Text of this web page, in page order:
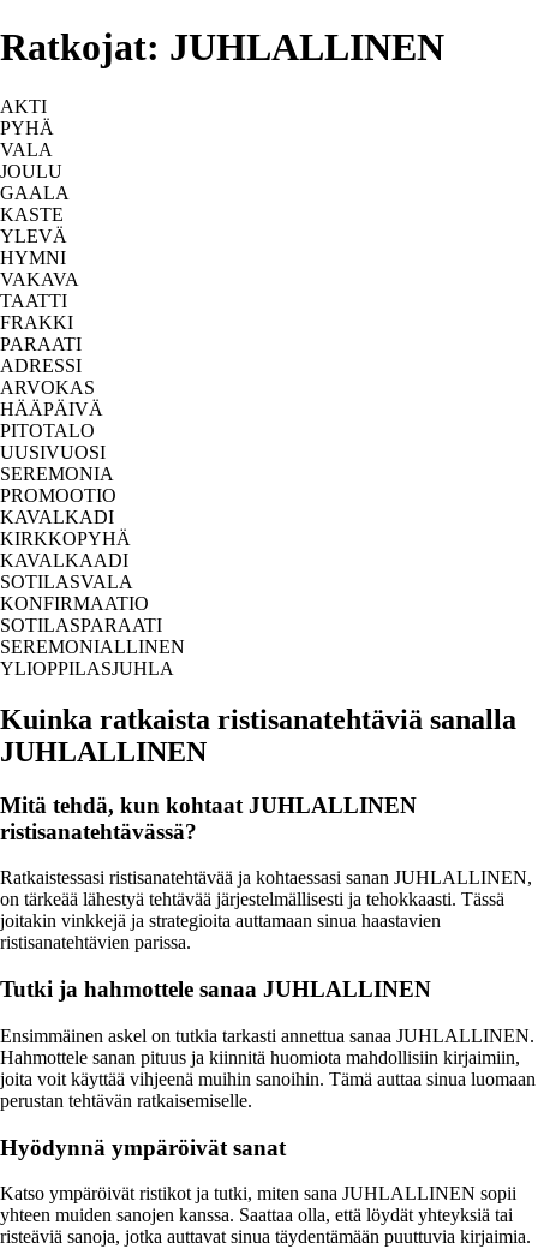
Ratkojat: JUHLALLINEN
AKTI
PYHÄ
VALA
JOULU
GAALA
KASTE
YLEVÄ
HYMNI
VAKAVA
TAATTI
FRAKKI
PARAATI
ADRESSI
ARVOKAS
HÄÄPÄIVÄ
PITOTALO
UUSIVUOSI
SEREMONIA
PROMOOTIO
KAVALKADI
KIRKKOPYHÄ
KAVALKAADI
SOTILASVALA
KONFIRMAATIO
SOTILASPARAATI
SEREMONIALLINEN
YLIOPPILASJUHLA
Kuinka ratkaista ristisanatehtäviä sanalla
JUHLALLINEN
Mitä tehdä, kun kohtaat JUHLALLINEN
ristisanatehtävässä?
Ratkaistessasi ristisanatehtävää ja kohtaessasi sanan JUHLALLINEN,
on tärkeää lähestyä tehtävää järjestelmällisesti ja tehokkaasti. Tässä
joitakin vinkkejä ja strategioita auttamaan sinua haastavien
ristisanatehtävien parissa.
Tutki ja hahmottele sanaa JUHLALLINEN
Ensimmäinen askel on tutkia tarkasti annettua sanaa JUHLALLINEN.
Hahmottele sanan pituus ja kiinnitä huomiota mahdollisiin kirjaimiin,
joita voit käyttää vihjeenä muihin sanoihin. Tämä auttaa sinua luomaan
perustan tehtävän ratkaisemiselle.
Hyödynnä ympäröivät sanat
Katso ympäröivät ristikot ja tutki, miten sana JUHLALLINEN sopii
yhteen muiden sanojen kanssa. Saattaa olla, että löydät yhteyksiä tai
risteäviä sanoja, jotka auttavat sinua täydentämään puuttuvia kirjaimia.